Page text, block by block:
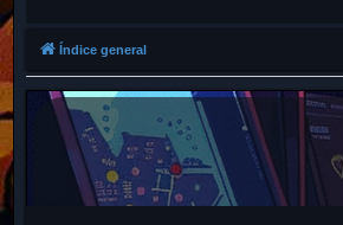
Índice general